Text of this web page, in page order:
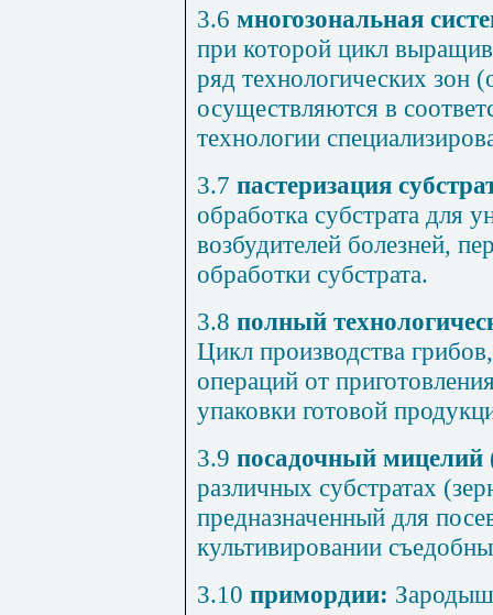
3.6 многозональная
при которой цикл
ряд технологических зон
осуществляются в
технологии
3.7 пастеризация
обработка субстрата для
возбудителей болезней,
обработки субстрата.
3.8 полный
Цикл производства
операций от
упаковки готовой
3.9 посадочный
различных субстратах
предназначенный для
культивировании
3.10 примордии: